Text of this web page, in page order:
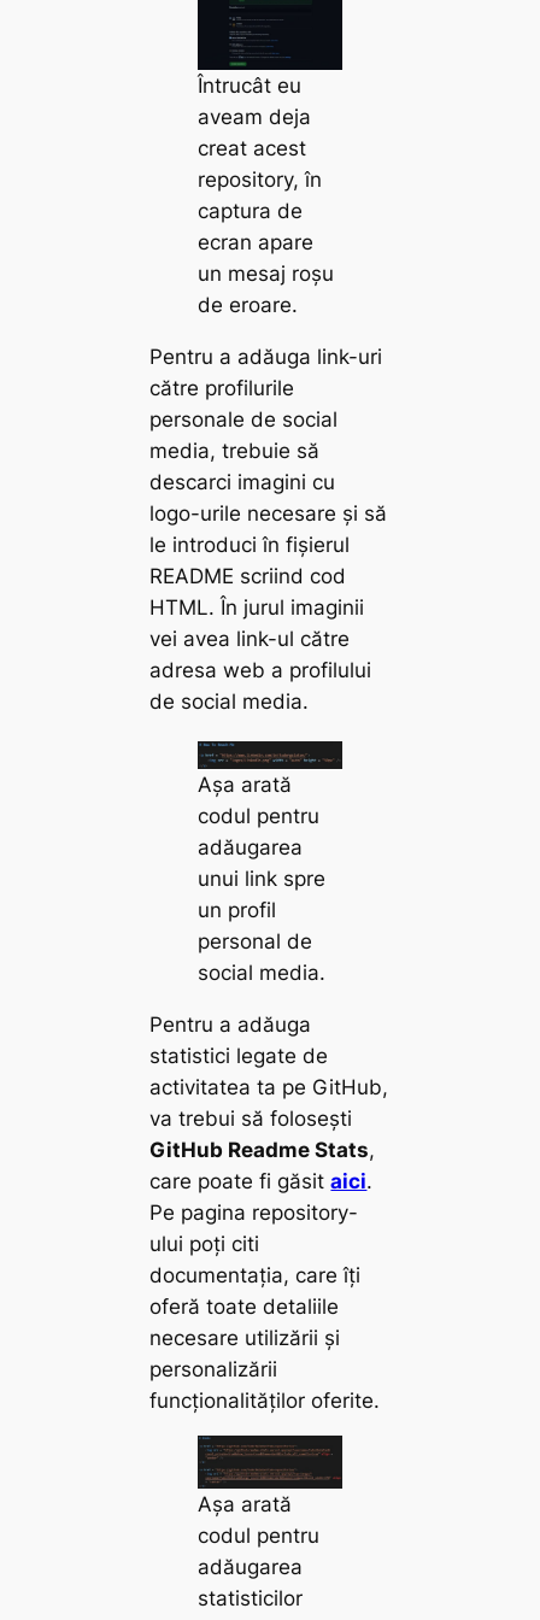
Întrucât eu
aveam deja
creat acest
repository, în
captura de
ecran apare
un mesaj roșu
de eroare.
Pentru a adăuga link-uri
către profilurile
personale de social
media, trebuie să
descarci imagini cu
logo-urile necesare și să
le introduci în fișierul
README scriind cod
HTML. În jurul imaginii
vei avea link-ul către
adresa web a profilului
de social media.
Așa arată
codul pentru
adăugarea
unui link spre
un profil
personal de
social media.
Pentru a adăuga
statistici legate de
activitatea ta pe GitHub,
va trebui să folosești
GitHub Readme Stats,
care poate fi găsitaici.
Pe pagina repository-
ului poți citi
documentația, care îți
oferă toate detaliile
necesare utilizării și
personalizării
funcționalităților oferite.
Așa arată
codul pentru
adăugarea
statisticilor